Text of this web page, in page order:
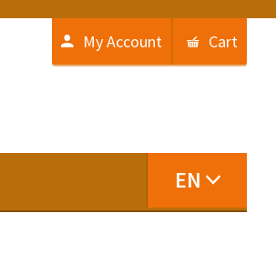
My Account Cart
EN